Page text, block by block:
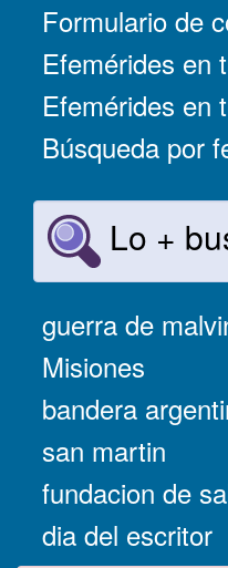
Formulario de
Efemérides en
Efemérides en
Búsqueda por
Lo +
guerra de
Misiones
bandera
san martin
fundacion de
dia del escritor